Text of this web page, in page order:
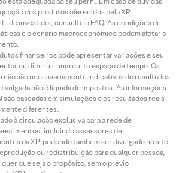
dos produtos oferecidos pela XP
de investidor, consulte o FAQ. As condições de
e o cenário macroeconômico podem afetar o
financeiros pode apresentar variações e seu
ou diminuir num curto espaço de tempo. Os
são necessariamente indicativos de resultados
não é líquida de impostos. As informações
baseadas em simulações e os resultados reais
diferentes.
à circulação exclusiva para a rede de
incluindo assessores de
da XP, podendo também ser divulgado no site
ou redistribuição para qualquer pessoa,
que seja o propósito, sem o prévio